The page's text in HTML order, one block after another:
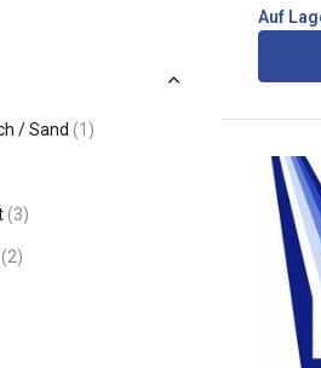
/ Sand (1)
(3)
(2)
Auf